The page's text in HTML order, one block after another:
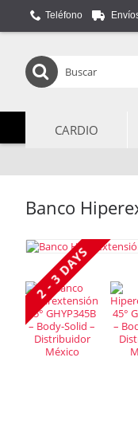
Teléfono
CARDIO
Banco
2 - 3 DAYS